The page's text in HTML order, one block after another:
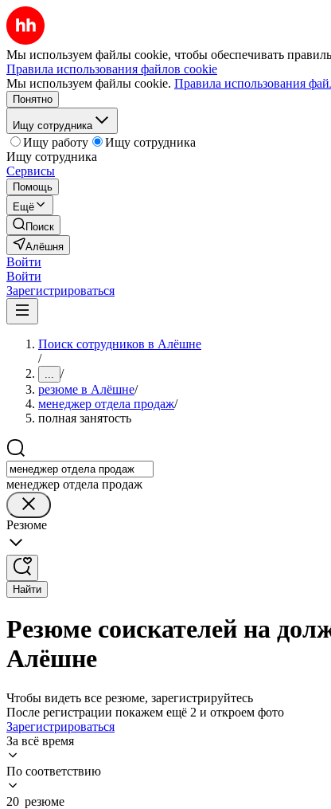
Мы используем файлы cookie, чтобы обеспечивать
Правила использования файлов cookie
Мы используем файлы cookie. Правила использования
Понятно
Ищу сотрудника
Ищу работу
Ищу сотрудника
Ищу сотрудника
Сервисы
Помощь
Ещё
Поиск
Алёшня
Войти
Войти
Зарегистрироваться
Поиск сотрудников в Алёшне
/
... /
резюме в Алёшне/
менеджер отдела продаж/
полная занятость
менеджер отдела продаж
Резюме
Найти
Резюме соискателей на
Алёшне
Чтобы видеть все резюме, зарегистрируйтесь
После регистрации покажем ещё 2 и откроем фото
Зарегистрироваться
За всё время
По соответствию
20 резюме